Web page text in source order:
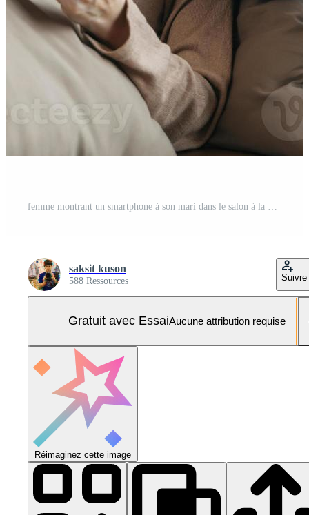
saksit kuson
588 Ressources Suivre
Gratuit avec EssaiAucune attribution requise
Réimaginez cette image